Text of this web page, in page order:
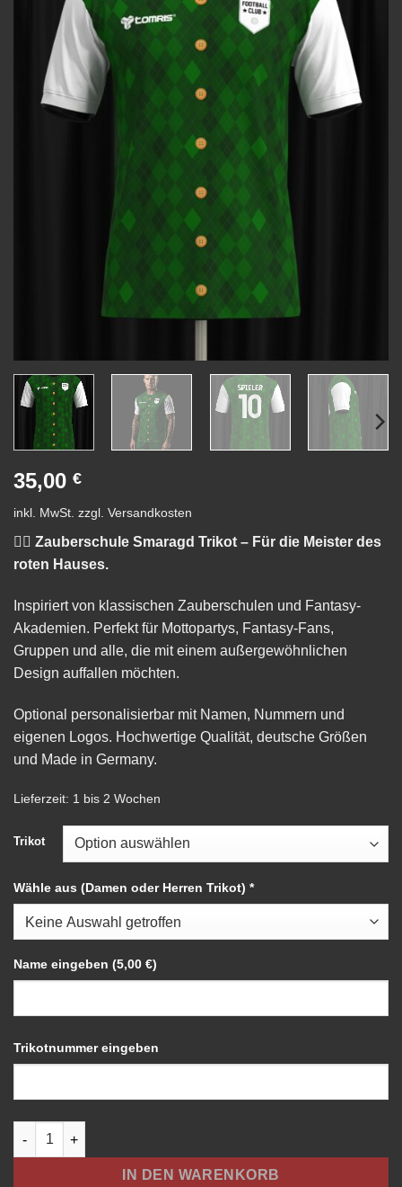
35,00 €
inkl. MwSt. zzgl. Versandkosten
🧙‍♂️ Zauberschule Smaragd Trikot – Für die Meister des
roten Hauses.
Inspiriert von klassischen Zauberschulen und Fantasy-
Akademien. Perfekt für Mottopartys, Fantasy-Fans,
Gruppen und alle, die mit einem außergewöhnlichen
Design auffallen möchten.
Optional personalisierbar mit Namen, Nummern und
eigenen Logos. Hochwertige Qualität, deutsche Größen
und Made in Germany.
Lieferzeit: 1 bis 2 Wochen
Trikot
Wähle aus (Damen oder Herren Trikot) *
Name eingeben (5,00 €)
Trikotnummer eingeben
🧙‍♂️ Zauberschule Smaragd Trikot Menge
IN DEN WARENKORB